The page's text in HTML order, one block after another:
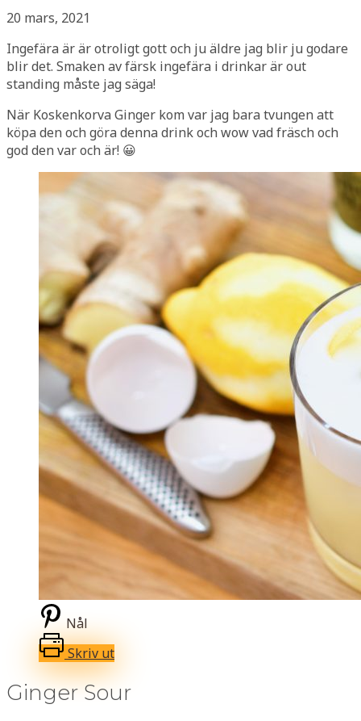
20 mars, 2021
Ingefära är är otroligt gott och ju äldre jag blir ju godare
blir det. Smaken av färsk ingefära i drinkar är out
standing måste jag säga!
När Koskenkorva Ginger kom var jag bara tvungen att
köpa den och göra denna drink och wow vad fräsch och
god den var och är! 😀
Nål
Skriv ut
Ginger Sour